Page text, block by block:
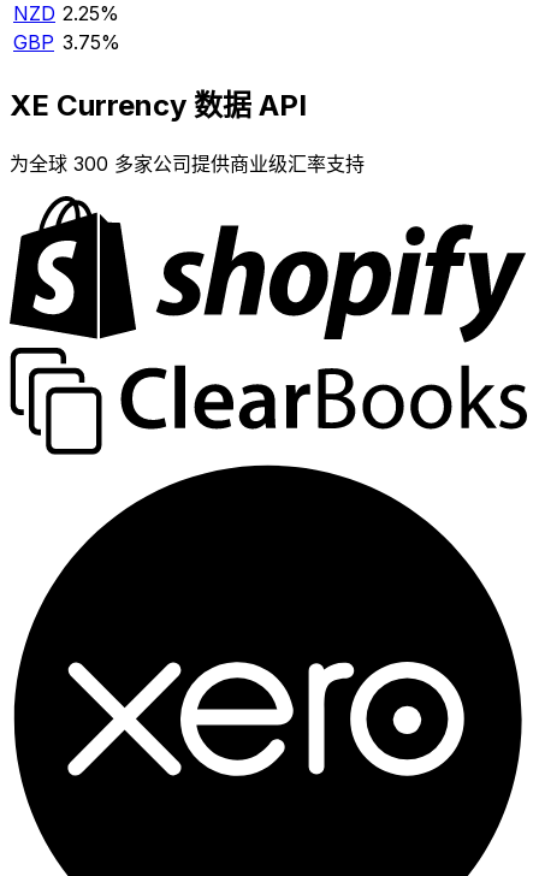
NZD 2.25%
GBP 3.75%
XE Currency 数据 API
为全球 300 多家公司提供商业级汇率支持